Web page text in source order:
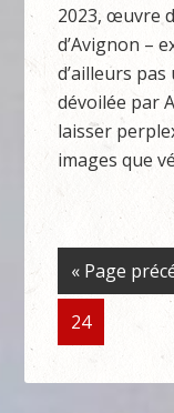
2023, œuvre
d’Avignon –
d’ailleurs
dévoilée par
laisser
images que
« Page
24